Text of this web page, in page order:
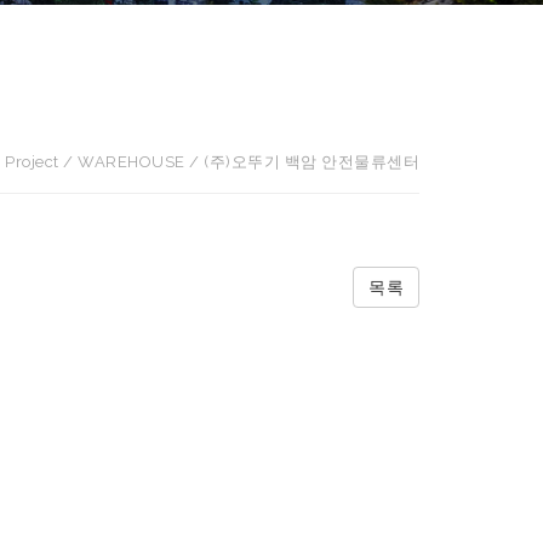
Project / WAREHOUSE / (주)오뚜기 백암 안전물류센터
목록